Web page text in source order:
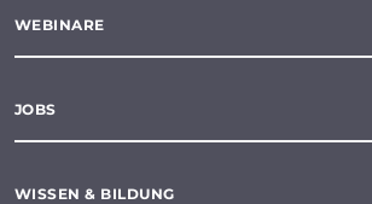
WEBINARE
JOBS
WISSEN & BILDUNG